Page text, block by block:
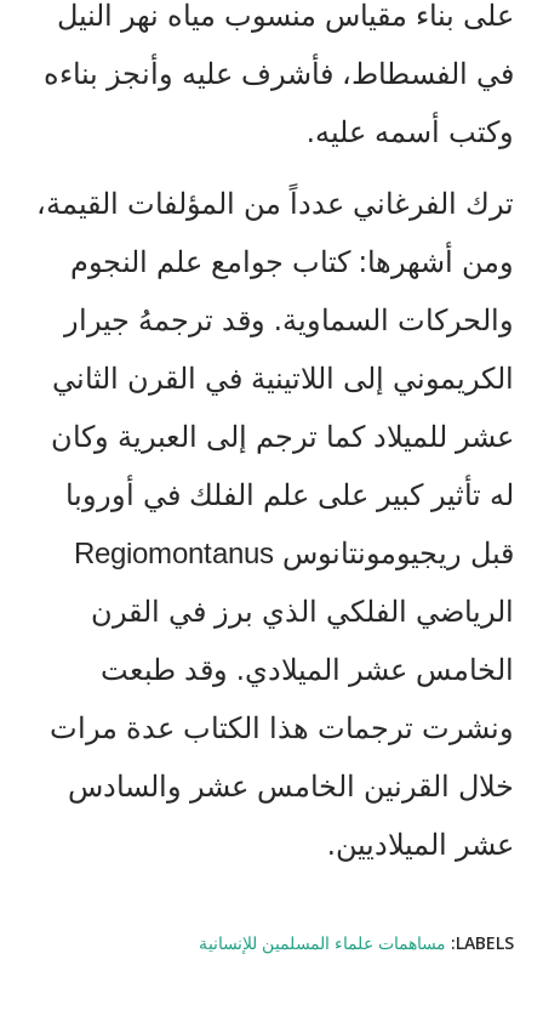
على بناء مقياس منسوب مياه نهر النيل
في الفسطاط، فأشرف عليه وأنجز بناءه
وكتب أسمه عليه.
ترك الفرغاني عدداً من المؤلفات القيمة،
ومن أشهرها: كتاب جوامع علم النجوم
والحركات السماوية. وقد ترجمهُ جيرار
الكريموني إلى اللاتينية في القرن الثاني
عشر للميلاد كما ترجم إلى العبرية وكان
له تأثير كبير على علم الفلك في أوروبا
قبل ريجيومونتانوس Regiomontanus
الرياضي الفلكي الذي برز في القرن
الخامس عشر الميلادي. وقد طبعت
ونشرت ترجمات هذا الكتاب عدة مرات
خلال القرنين الخامس عشر والسادس
عشر الميلاديين.
LABELS: مساهمات علماء المسلمين للإنسانية